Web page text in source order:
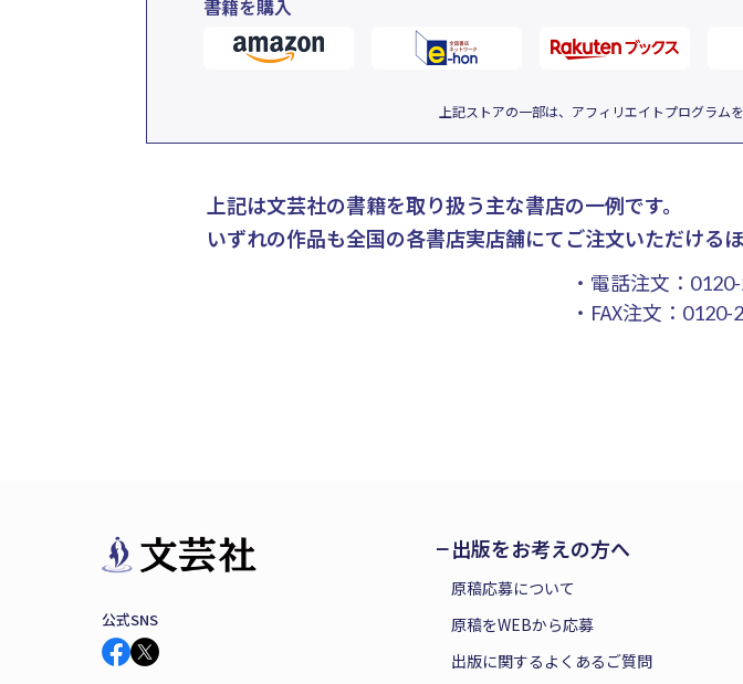
書籍を購入
上記ストアの一部は、アフィリエイトプログラム
上記は文芸社の書籍を取り扱う主な書店の一例です。
いずれの作品も全国の各書店実店舗にてご注文いただける
・電話注文：
・FAX注文： 0120-
公式SNS
出版をお考えの方へ
原稿応募について
原稿をWEBから応募
出版に関するよくあるご質問